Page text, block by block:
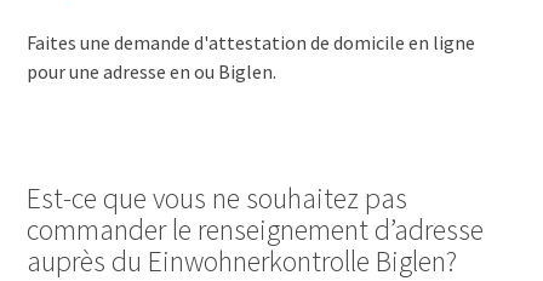
Faites une demande d'attestation de domicile en ligne
pour une adresse en ou Biglen.
Est-ce que vous ne souhaitez pas
commander le renseignement d’adresse
auprès du Einwohnerkontrolle Biglen?